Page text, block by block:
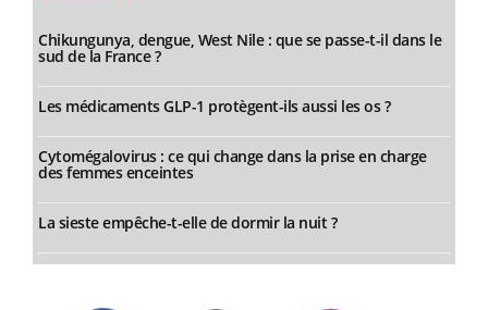
Chikungunya, dengue, West Nile : que se passe-t-il dans le
sud de la France ?
Les médicaments GLP-1 protègent-ils aussi les os ?
Cytomégalovirus : ce qui change dans la prise en charge
des femmes enceintes
La sieste empêche-t-elle de dormir la nuit ?